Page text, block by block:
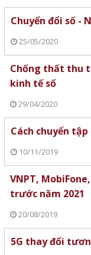
Chuyển đổi số -
25/05/2020
Chống thất thu
kinh tế số
29/04/2020
Cách chuyển
10/11/2019
VNPT,
trước năm 2021
20/08/2019
5G thay đổi